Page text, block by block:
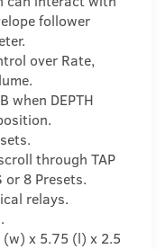
follower
over Rate,
when DEPTH
through TAP
or 8 Presets.
relays.
x 5.75 (l) x 2.5